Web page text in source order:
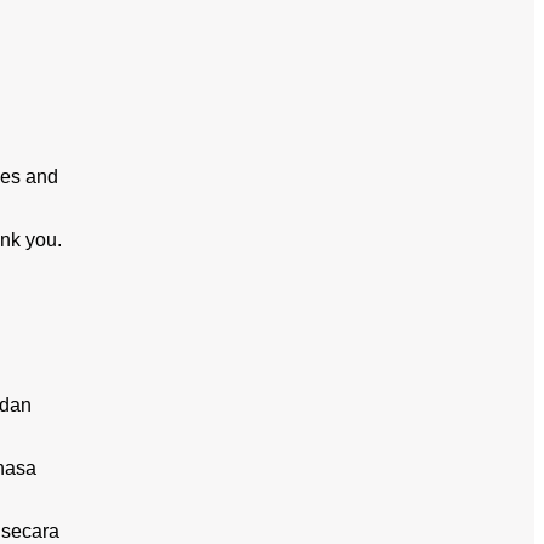
and
you.